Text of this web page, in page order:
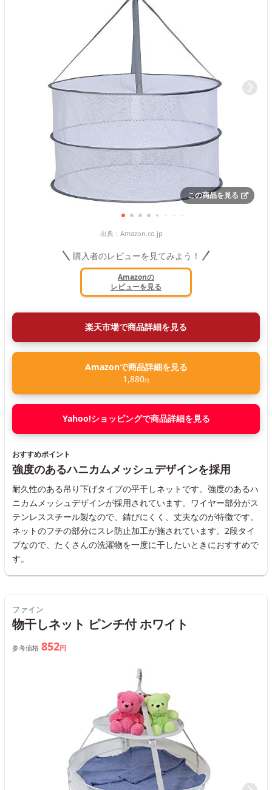
この商品を見る
出典： Amazon.co.jp
購入者のレビューを見てみよう！
Amazonの
レビューを見る
楽天市場で商品詳細を見る
Amazonで商品詳細を見る
1,880円
Yahoo!ショッピングで商品詳細を見る
おすすめポイント
強度のあるハニカムメッシュデザインを採用
耐久性のある吊り下げタイプの平干しネットです。強度のあるハ
ニカムメッシュデザインが採用されています。ワイヤー部分がス
テンレススチール製なので、錆びにくく、丈夫なのが特徴です。
ネットのフチの部分にスレ防止加工が施されています。2段タイ
プなので、たくさんの洗濯物を一度に干したいときにおすすめで
す。
ファイン
物干しネット ピンチ付 ホワイト
参考価格 852円